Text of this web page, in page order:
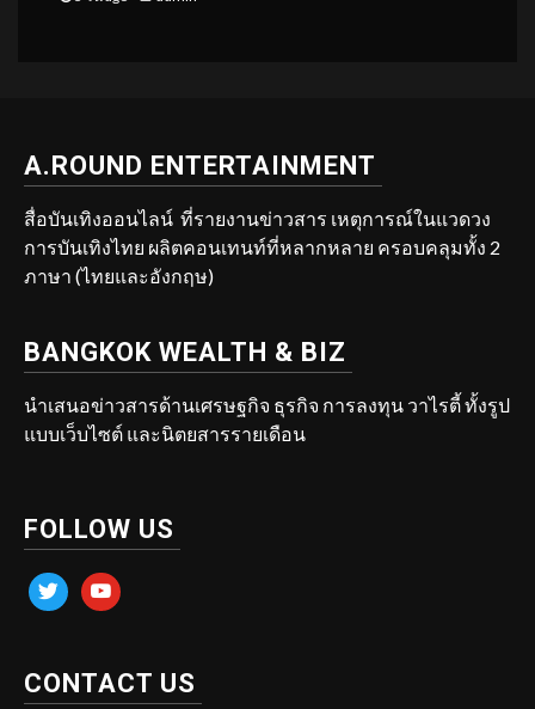
A.ROUND ENTERTAINMENT
สื่อบันเทิงออนไลน์ ที่รายงานข่าวสาร เหตุการณ์ในแวดวง
การบันเทิงไทย ผลิตคอนเทนท์ที่หลากหลาย ครอบคลุมทั้ง 2
ภาษา (ไทยและอังกฤษ)
BANGKOK WEALTH & BIZ
นำเสนอข่าวสารด้านเศรษฐกิจ ธุรกิจ การลงทุน วาไรตี้ ทั้งรูป
แบบเว็บไซต์ และนิตยสารรายเดือน
FOLLOW US
twitter youtube
CONTACT US